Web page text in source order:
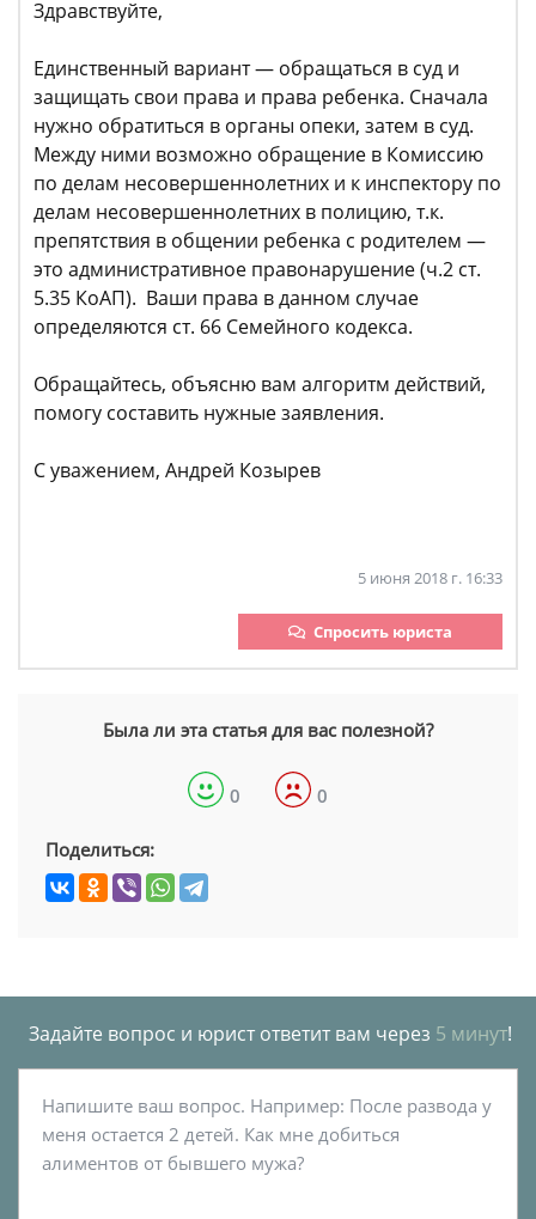
Здравствуйте,
Единственный вариант — обращаться в суд и
защищать свои права и права ребенка. Сначала
нужно обратиться в органы опеки, затем в суд.
Между ними возможно обращение в Комиссию
по делам несовершеннолетних и к инспектору по
делам несовершеннолетних в полицию, т.к.
препятствия в общении ребенка с родителем —
это административное правонарушение (ч.2 ст.
5.35 КоАП). Ваши права в данном случае
определяются ст. 66 Семейного кодекса.
Обращайтесь, объясню вам алгоритм действий,
помогу составить нужные заявления.
С уважением, Андрей Козырев
5 июня 2018 г. 16:33
Спросить юриста
Была ли эта статья для вас полезной?
0 0
Поделиться:
Задайте вопрос и юрист ответит вам через 5 минут!